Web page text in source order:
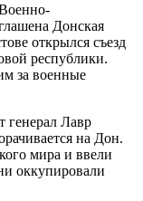
Донская
открылся съезд
республики.
за военные
генерал Лавр
на Дон.
мира и ввели
оккупировали